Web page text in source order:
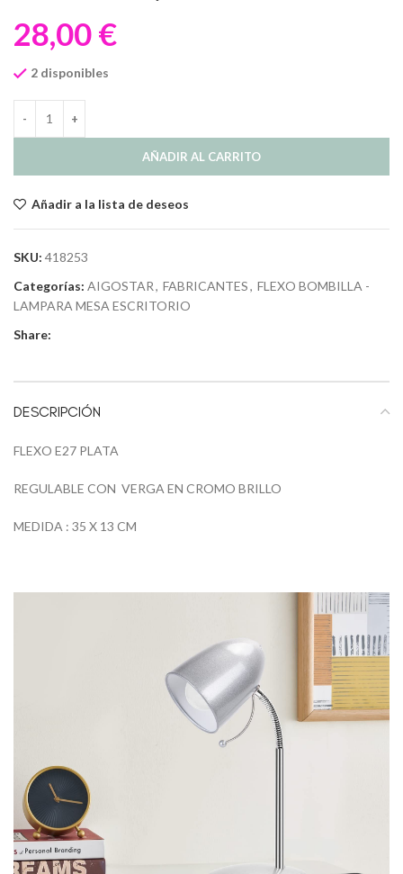
28,00€
2 disponibles
AÑADIR AL CARRITO
Añadir a la lista de deseos
SKU: 418253
Categorías: AIGOSTAR, FABRICANTES, FLEXO BOMBILLA -
LAMPARA MESA ESCRITORIO
Share:
DESCRIPCIÓN
FLEXO E27 PLATA
REGULABLE CON VERGA EN CROMO BRILLO
MEDIDA : 35 X 13 CM